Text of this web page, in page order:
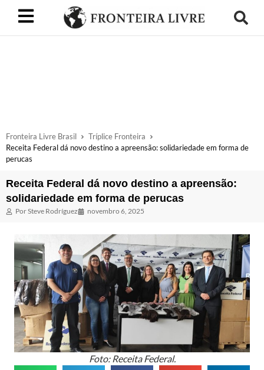
Fronteira Livre Brasil
Tríplice Fronteira
Receita Federal dá novo destino a apreensão: solidariedade em forma de
perucas
Receita Federal dá novo destino a apreensão:
solidariedade em forma de perucas
PorSteve Rodríguez novembro 6, 2025
Foto: Receita Federal.